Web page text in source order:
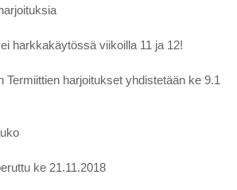
harkkakäytössä viikoilla 11 ja 12!
Termiittien harjoitukset yhdistetään ke 9.1
ke 21.11.2018